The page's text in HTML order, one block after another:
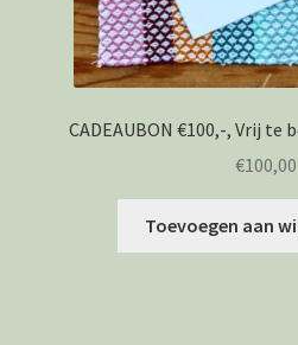
CADEAUBON €100,-, Vrij te
€100,00
Toevoegen aan